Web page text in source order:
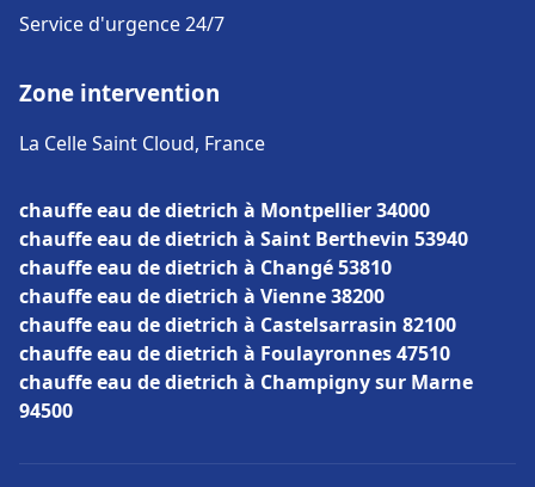
Service d'urgence 24/7
Zone intervention
La Celle Saint Cloud, France
chauffe eau de dietrich à Montpellier 34000
chauffe eau de dietrich à Saint Berthevin 53940
chauffe eau de dietrich à Changé 53810
chauffe eau de dietrich à Vienne 38200
chauffe eau de dietrich à Castelsarrasin 82100
chauffe eau de dietrich à Foulayronnes 47510
chauffe eau de dietrich à Champigny sur Marne
94500